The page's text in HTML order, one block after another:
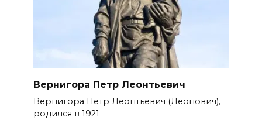
Вернигора Петр Леонтьевич
Вернигора Петр Леонтьевич (Леонович),
родился в 1921